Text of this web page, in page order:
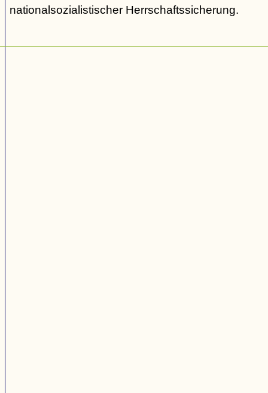
nationalsozialistischer Herrschaftssicherung.